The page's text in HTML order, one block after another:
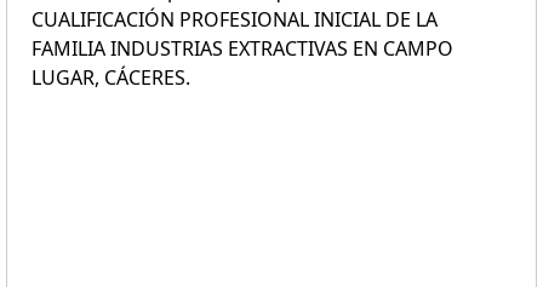
CUALIFICACIÓN PROFESIONAL INICIAL DE LA
FAMILIA INDUSTRIAS EXTRACTIVAS EN CAMPO
LUGAR, CÁCERES.